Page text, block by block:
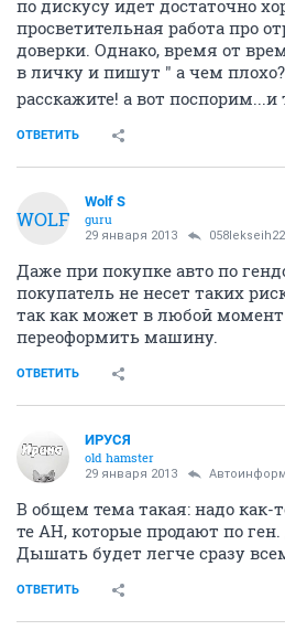
по дискусу идет достаточно
просветительная работа про
доверки. Однако, время от
в личку и пишут " а чем
расскажите! а вот поспорим...и
ОТВЕТИТЬ
WOLF
Wolf S
guru
29 января 2013 058lekseih22
Даже при покупке авто по
покупатель не несет таких
так как может в любой момент
переоформить машину.
ОТВЕТИТЬ
ИРУСЯ
old hamster
29 января 2013
В общем тема такая: надо как-
те АН, которые продают по ген.
Дышать будет легче сразу
ОТВЕТИТЬ